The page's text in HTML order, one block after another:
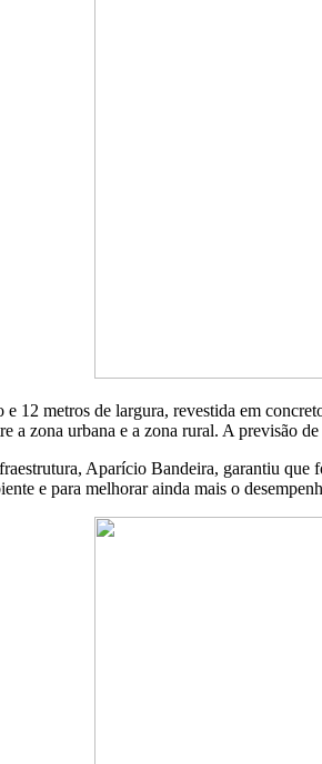
12 metros de largura, revestida em
a zona urbana e a zona rural. A previsão
Aparício Bandeira, garantiu que
e para melhorar ainda mais o